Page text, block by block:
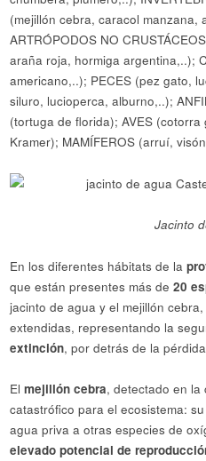
(mejillón cebra, caracol manzana,
ARTRÓPODOS NO
araña roja, hormiga argentina,..);
americano,..); PECES (pez gato,
siluro, lucioperca, alburno,..);
(tortuga de florida); AVES
Kramer); MAMÍFEROS (arruí,
Jacinto
En los diferentes hábitats de la
que están presentes más de20
jacinto de agua y el mejillón
extendidas, representando la
extinción, por detrás de la
Elmejillón cebra, detectado en
catastrófico para el ecosistema:
agua priva a otras especies de
elevado potencial de